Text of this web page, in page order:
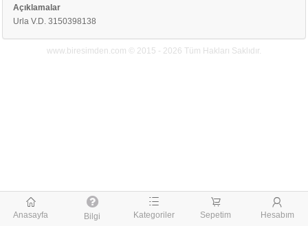
󰃱
Anasayfa Bilgi
󰃖
Kategoriler
󰃦
Sepetim
󰃳
Hesabım
Açıklamalar
Urla V.D. 3150398138
www.biresimden.com © 2015 - 2026 Tüm Hakları Saklıdır.